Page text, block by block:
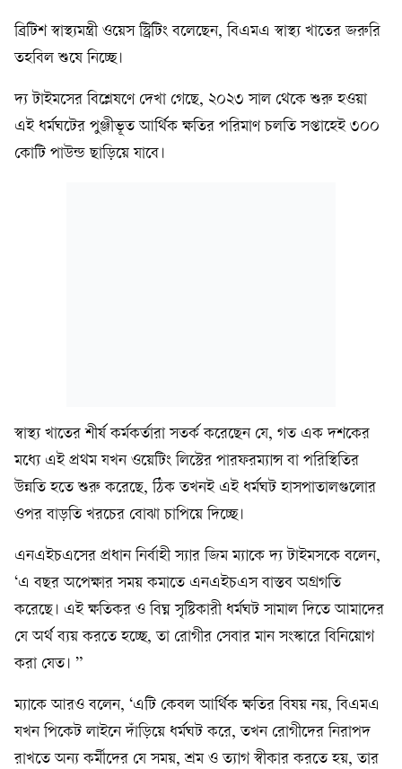
ব্রিটিশ স্বাস্থ্যমন্ত্রী ওয়েস স্ট্রিটিং বলেছেন, বিএমএ স্বাস্থ্য খাতের জরুরি
তহবিল শুষে নিচ্ছে।
দ্য টাইমসের বিশ্লেষণে দেখা গেছে, ২০২৩ সাল থেকে শুরু হওয়া
এই ধর্মঘটের পুঞ্জীভূত আর্থিক ক্ষতির পরিমাণ চলতি সপ্তাহেই ৩০০
কোটি পাউন্ড ছাড়িয়ে যাবে।
স্বাস্থ্য খাতের শীর্ষ কর্মকর্তারা সতর্ক করেছেন যে, গত এক দশকের
মধ্যে এই প্রথম যখন ওয়েটিং লিস্টের পারফরম্যান্স বা পরিস্থিতির
উন্নতি হতে শুরু করেছে, ঠিক তখনই এই ধর্মঘট হাসপাতালগুলোর
ওপর বাড়তি খরচের বোঝা চাপিয়ে দিচ্ছে।
এনএইচএসের প্রধান নির্বাহী স্যার জিম ম্যাকে দ্য টাইমসকে বলেন,
‘এ বছর অপেক্ষার সময় কমাতে এনএইচএস বাস্তব অগ্রগতি
করেছে। এই ক্ষতিকর ও বিঘ্ন সৃষ্টিকারী ধর্মঘট সামাল দিতে আমাদের
যে অর্থ ব্যয় করতে হচ্ছে, তা রোগীর সেবার মান সংস্কারে বিনিয়োগ
করা যেত। ”
ম্যাকে আরও বলেন, ‘এটি কেবল আর্থিক ক্ষতির বিষয় নয়, বিএমএ
যখন পিকেট লাইনে দাঁড়িয়ে ধর্মঘট করে, তখন রোগীদের নিরাপদ
রাখতে অন্য কর্মীদের যে সময়, শ্রম ও ত্যাগ স্বীকার করতে হয়, তার